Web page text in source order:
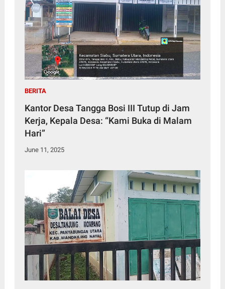
BERITA
Kantor Desa Tangga Bosi III Tutup di Jam
Kerja, Kepala Desa: “Kami Buka di Malam
Hari”
June 11, 2025